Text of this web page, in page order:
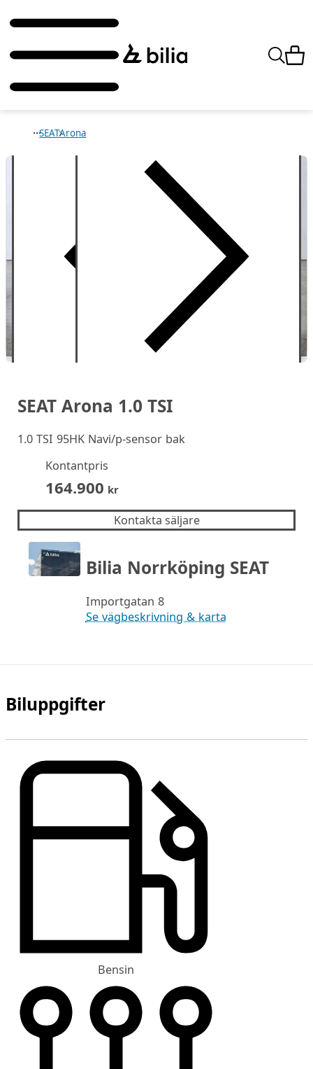
SEATArona
SEAT Arona 1.0 TSI
1.0 TSI 95HK Navi/p-sensor bak
Kontantpris
164.900 kr
Kontakta säljare
Bilia Norrköping SEAT
Importgatan 8
Se vägbeskrivning & karta
Biluppgifter
Bensin